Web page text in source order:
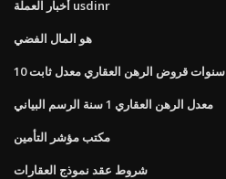
أخبار العملة usdinr
هو المال الفضي
10 سنوات قروض الرهن العقاري معدل ثابت
معدل الرهن العقاري 1 سنة الرسم البياني
مكتب مؤشر التأمين
شروط عقد نموذج العقارات